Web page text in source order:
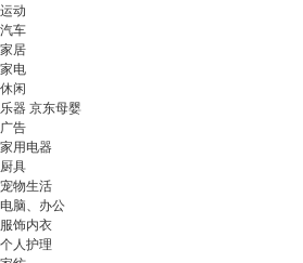
运动
汽车
家居
家电
休闲
乐器 京东母婴
广告
家用电器
厨具
宠物生活
电脑、办公
服饰内衣
个人护理